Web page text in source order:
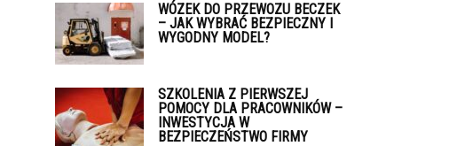
WÓZEK DO PRZEWOZU BECZEK
– JAK WYBRAĆ BEZPIECZNY I
WYGODNY MODEL?
SZKOLENIA Z PIERWSZEJ
POMOCY DLA PRACOWNIKÓW –
INWESTYCJA W
BEZPIECZEŃSTWO FIRMY